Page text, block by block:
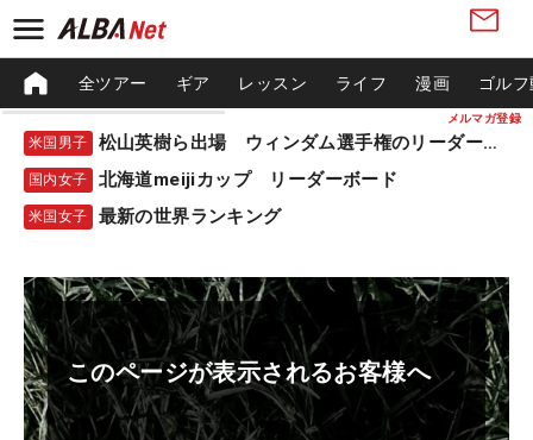
メルマガ登録
全ツアー ギア レッスン ライフ 漫画 ゴル
米国男子 松山英樹ら出場 ウィンダム選手権のリーダーボード
国内女子 北海道meijiカップ リーダーボード
米国女子 最新の世界ランキング
このページが表示されるお客様へ